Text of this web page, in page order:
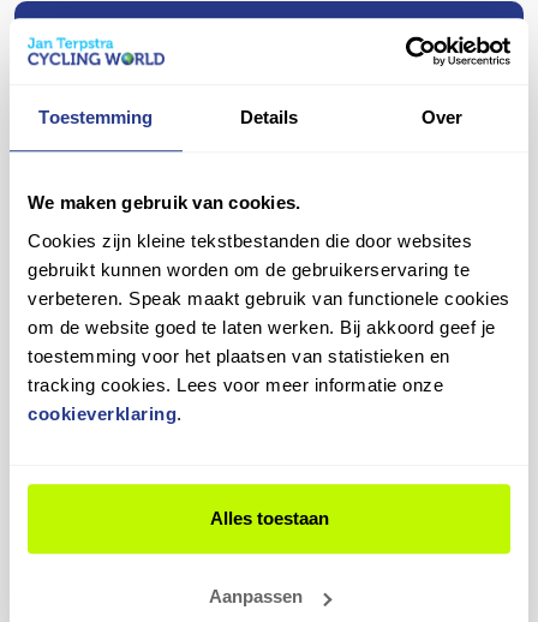
Toestemming Details Over
We maken gebruik van cookies.
Cookies zijn kleine tekstbestanden die door websites
gebruikt kunnen worden om de gebruikerservaring te
verbeteren. Speak maakt gebruik van functionele cookies
om de website goed te laten werken. Bij akkoord geef je
toestemming voor het plaatsen van statistieken en
tracking cookies. Lees voor meer informatie onze
cookieverklaring.
Alles toestaan
Aanpassen
Daarom bieden we een gratis eerste nastelbeurt
aan binnen een half jaar. Tijdens deze check
Plan je afspraak eenvoudig in en blijf genieten van
jouw fiets in topconditie!
Vragen over dit product?
graag te woord!
9,4
Wat onze klanten zeggen